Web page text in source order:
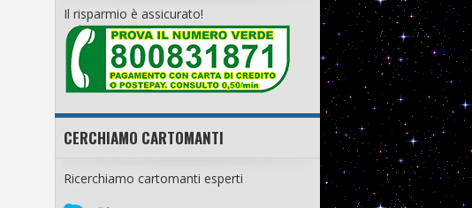
Il risparmio è assicurato!
CERCHIAMO CARTOMANTI
Ricerchiamo cartomanti esperti